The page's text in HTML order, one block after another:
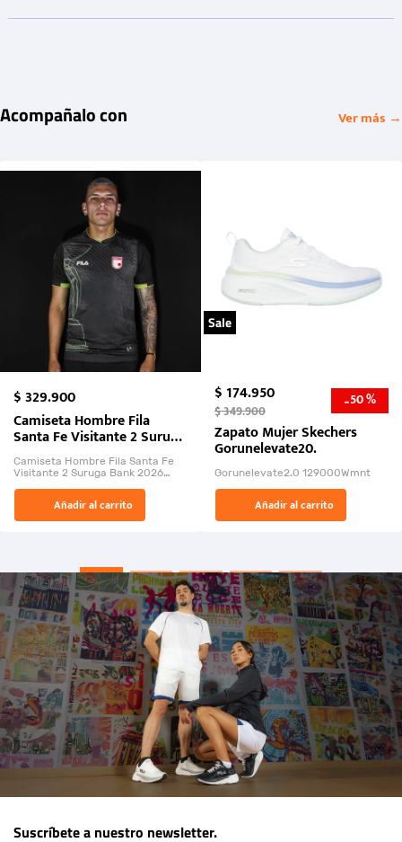
Acompañalo con Ver más →
$329.900
Camiseta Hombre Fila
Santa Fe Visitante 2 Suruga
Bank 2026
Camiseta Hombre Fila Santa Fe
Visitante 2 Suruga Bank 2026
El Rugido del Sol Naciente:
“Primeros para la Et...
Añadir al carrito
Sale
$174.950
$349.900 -50 %
Zapato Mujer Skechers
Gorunelevate20.
Gorunelevate2.0 129000Wmnt
Añadir al carrito
Suscríbete a nuestro newsletter.